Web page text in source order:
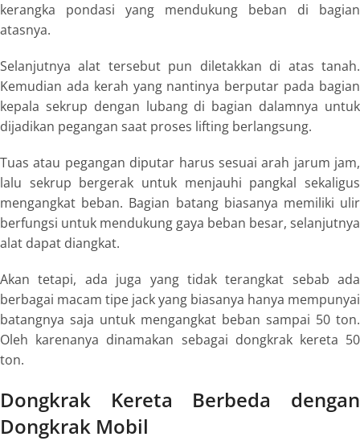
kerangka pondasi yang mendukung beban di bagian
atasnya.
Selanjutnya alat tersebut pun diletakkan di atas tanah.
Kemudian ada kerah yang nantinya berputar pada bagian
kepala sekrup dengan lubang di bagian dalamnya untuk
dijadikan pegangan saat proses lifting berlangsung.
Tuas atau pegangan diputar harus sesuai arah jarum jam,
lalu sekrup bergerak untuk menjauhi pangkal sekaligus
mengangkat beban. Bagian batang biasanya memiliki ulir
berfungsi untuk mendukung gaya beban besar, selanjutnya
alat dapat diangkat.
Akan tetapi, ada juga yang tidak terangkat sebab ada
berbagai macam tipe jackyang biasanya hanya mempunyai
batangnya saja untuk mengangkat beban sampai 50 ton.
Oleh karenanya dinamakan sebagai dongkrak kereta 50
ton.
Dongkrak Kereta Berbeda dengan
Dongkrak Mobil